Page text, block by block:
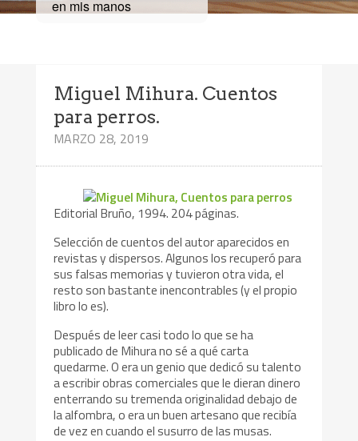
en mis manos
Miguel Mihura. Cuentos
para perros.
MARZO 28, 2019
Editorial Bruño, 1994. 204 páginas.
Selección de cuentos del autor aparecidos en
revistas y dispersos. Algunos los recuperó para
sus falsas memorias y tuvieron otra vida, el
resto son bastante inencontrables (y el propio
libro lo es).
Después de leer casi todo lo que se ha
publicado de Mihura no sé a qué carta
quedarme. O era un genio que dedicó su talento
a escribir obras comerciales que le dieran dinero
enterrando su tremenda originalidad debajo de
la alfombra, o era un buen artesano que recibía
de vez en cuando el susurro de las musas.